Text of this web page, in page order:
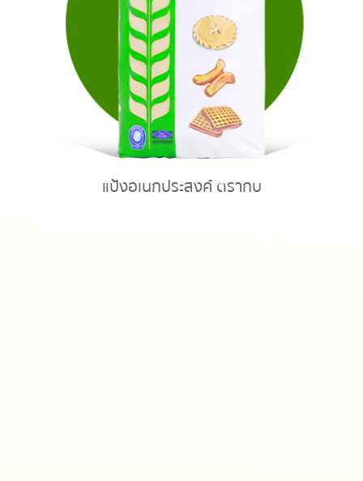
แป้งอเนกประสงค์ ตรากบ